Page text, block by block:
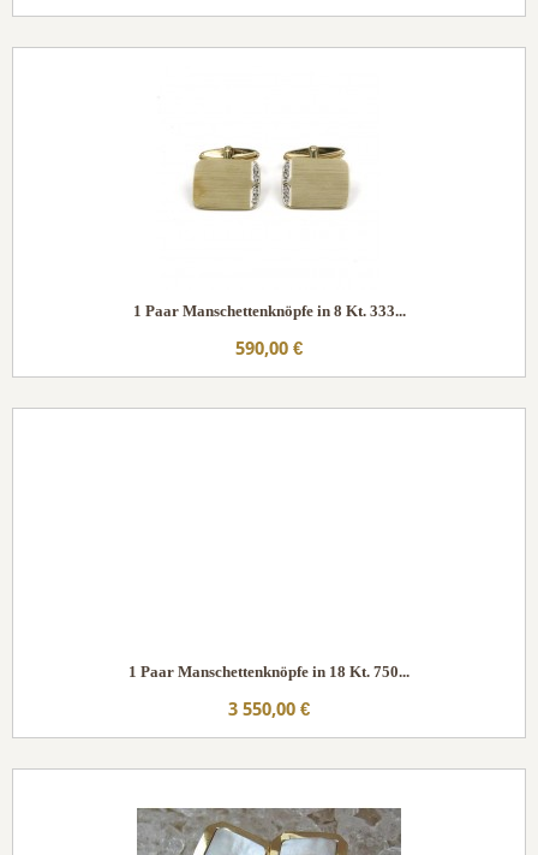
1 Paar Manschettenknöpfe in 8 Kt. 333...
590,00 €
1 Paar Manschettenknöpfe in 18 Kt. 750...
3 550,00 €